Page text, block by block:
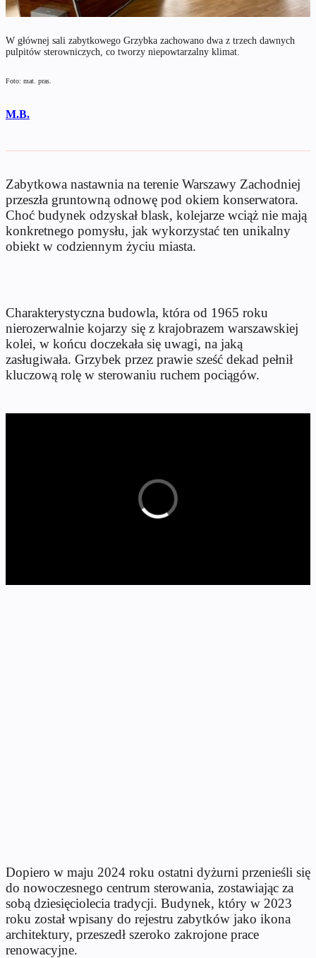
W głównej sali zabytkowego Grzybka zachowano dwa z trzech dawnych
pulpitów sterowniczych, co tworzy niepowtarzalny klimat.
Foto: mat. pras.
M.B.
Zabytkowa nastawnia na terenie Warszawy Zachodniej
przeszła gruntowną odnowę pod okiem konserwatora.
Choć budynek odzyskał blask, kolejarze wciąż nie mają
konkretnego pomysłu, jak wykorzystać ten unikalny
obiekt w codziennym życiu miasta.
Charakterystyczna budowla, która od 1965 roku
nierozerwalnie kojarzy się z krajobrazem warszawskiej
kolei, w końcu doczekała się uwagi, na jaką
zasługiwała. Grzybek przez prawie sześć dekad pełnił
kluczową rolę w sterowaniu ruchem pociągów.
Dopiero w maju 2024 roku ostatni dyżurni przenieśli się
do nowoczesnego centrum sterowania, zostawiając za
sobą dziesięciolecia tradycji. Budynek, który w 2023
roku został wpisany do rejestru zabytków jako ikona
architektury, przeszedł szeroko zakrojone prace
renowacyjne.